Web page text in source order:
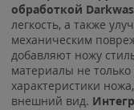
обработкой
легкость, а также
механическим
добавляют ножу
материалы не
характеристики
внешний вид. И